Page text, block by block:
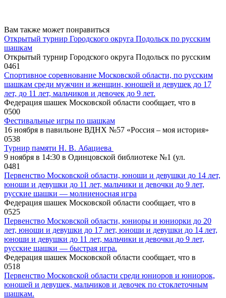
Вам также может понравиться
Открытый турнир Городского округа Подольск по русским
шашкам
Открытый турнир Городского округа Подольск по русским
0461
Спортивное соревнование Московской области, по русским
шашкам среди мужчин и женщин, юношей и девушек до 17
лет, до 11 лет, мальчиков и девочек до 9 лет.
Федерация шашек Московской области сообщает, что в
0500
Фестивальные игры по шашкам
16 ноября в павильоне ВДНХ №57 «Россия – моя история»
0538
Турнир памяти Н. В. Абациева
9 ноября в 14:30 в Одинцовской библиотеке №1 (ул.
0481
Первенство Московской области, юноши и девушки до 14 лет,
юноши и девушки до 11 лет, мальчики и девочки до 9 лет,
русские шашки — молниеносная игра
Федерация шашек Московской области сообщает, что в
0525
Первенство Московской области, юниоры и юниорки до 20
лет, юноши и девушки до 17 лет, юноши и девушки до 14 лет,
юноши и девушки до 11 лет, мальчики и девочки до 9 лет,
русские шашки — быстрая игра.
Федерация шашек Московской области сообщает, что в
0518
Первенство Московской области среди юниоров и юниорок,
юношей и девушек, мальчиков и девочек по стоклеточным
шашкам.